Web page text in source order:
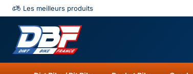
Les meilleurs produits